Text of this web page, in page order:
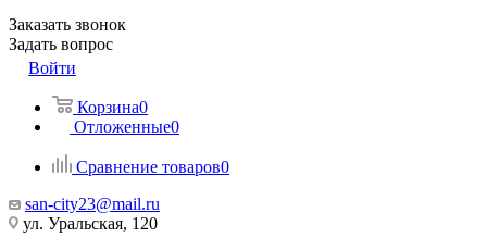
Заказать звонок
Задать вопрос
Войти
Корзина0
Отложенные0
Сравнение товаров0
san-city23@mail.ru
ул. Уральская, 120